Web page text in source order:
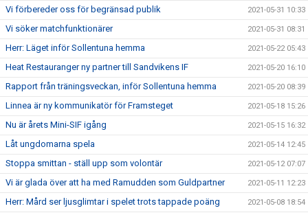
Vi förbereder oss för begränsad publik 2021-05-31 10:33
Vi söker matchfunktionärer 2021-05-31 08:31
Herr: Läget inför Sollentuna hemma 2021-05-22 05:43
Heat Restauranger ny partner till Sandvikens IF 2021-05-20 16:10
Rapport från träningsveckan, inför Sollentuna hemma 2021-05-20 08:39
Linnea är ny kommunikatör för Framsteget 2021-05-18 15:26
Nu är årets Mini-SIF igång 2021-05-15 16:32
Låt ungdomarna spela 2021-05-14 12:45
Stoppa smittan - ställ upp som volontär 2021-05-12 07:07
Vi är glada över att ha med Ramudden som Guldpartner 2021-05-11 12:23
Herr: Mård ser ljusglimtar i spelet trots tappade poäng 2021-05-08 18:54